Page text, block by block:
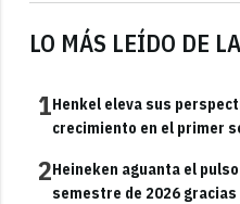
LO MÁS LEÍDO DE
1Henkel eleva sus
crecimiento en el primer
2Heineken aguanta el
semestre de 2026